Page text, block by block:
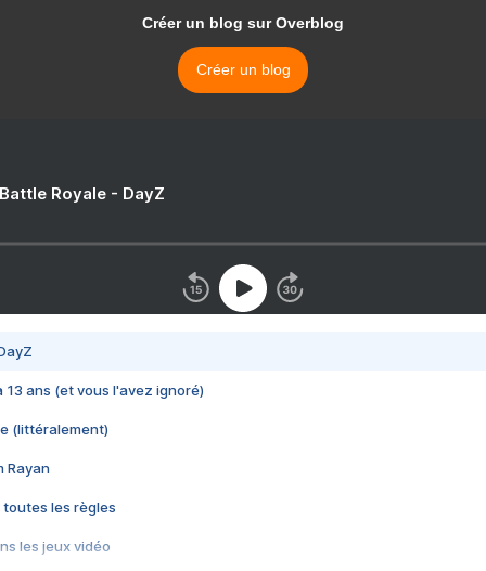
Créer un blog sur Overblog
Créer un blog
Royale - DayZ
13 ans (et vous l'avez ignoré)
(littéralement)
Rayan
toutes les règles
les jeux vidéo